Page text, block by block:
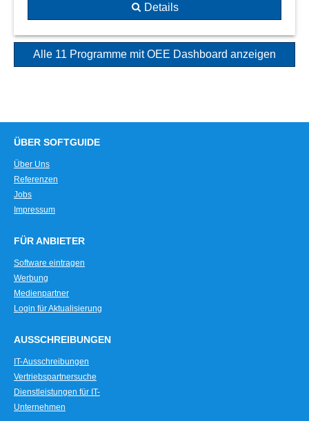
Details
Alle 11 Programme mit OEE Dashboard anzeigen
ÜBER SOFTGUIDE
Über Uns
Referenzen
Jobs
Impressum
FÜR ANBIETER
Software eintragen
Werbung
Medienpartner
Login für Aktualisierung
AUSSCHREIBUNGEN
IT-Ausschreibungen
Vertriebspartnersuche
Dienstleistungen für IT-
Unternehmen